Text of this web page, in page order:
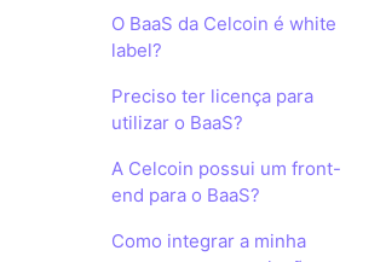
O BaaS da Celcoin é white
label?
Preciso ter licença para
utilizar o BaaS?
A Celcoin possui um front-
end para o BaaS?
Como integrar a minha